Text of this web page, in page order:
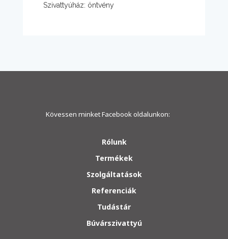
Szivattyúház: öntvény
Kövessen minket Facebook oldalunkon:
Rólunk
Termékek
Szolgáltatások
Referenciák
Tudástár
Búvárszivattyú